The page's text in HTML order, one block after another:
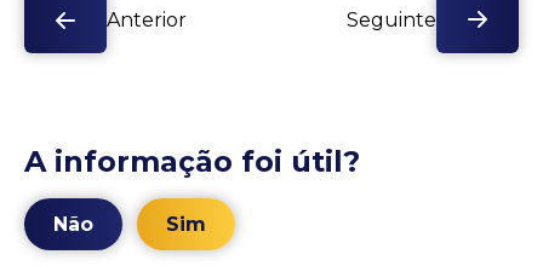
Anterior Seguinte
A informação foi útil?
Não Sim